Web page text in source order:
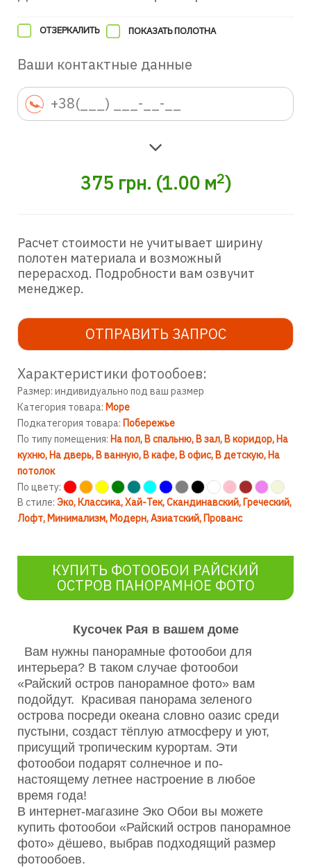
ОТЗЕРКАЛИТЬ ПОКАЗАТЬ ПОЛОТНА
Ваши контактные данные
375 грн. (1.00м2)
Расчет стоимости не учитывает ширину
полотен материала и возможный
перерасход. Подробности вам озвучит
менеджер.
ОТПРАВИТЬ ЗАПРОС
Характеристики фотообоев:
Размер: индивидуально под ваш размер
Категория товара: Море
Подкатегория товара: Побережье
По типу помещения: На пол В спальню В зал В коридор На
кухню На дверь В ванную В кафе В офис В детскую На
потолок
По цвету:
В стиле: Эко Классика Хай-Тек Скандинавский Греческий
Лофт Минимализм Модерн Азиатский Прованс
КУПИТЬ ФОТООБОИ РАЙСКИЙ
ОСТРОВ ПАНОРАМНОЕ ФОТО
Кусочек Рая в вашем доме
Вам нужны панорамные фотообои для
интерьера? В таком случае фотообои
«Райский остров панорамное фото» вам
подойдут. Красивая панорама зеленого
острова посреди океана словно оазис среди
пустыни, создаст тёплую атмосферу и уют,
присущий тропическим курортам. Эти
фотообои подарят солнечное и по-
настоящему летнее настроение в любое
время года!
В интернет-магазине Эко Обои вы можете
купить фотообои «Райский остров панорамное
фото» дёшево, выбрав подходящий размер
фотообоев.